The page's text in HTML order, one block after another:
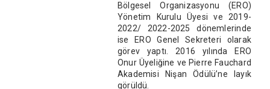
Bölgesel Organizasyonu (ERO)
Yönetim Kurulu Üyesi ve 2019-
2022/ 2022-2025 dönemlerinde
ise ERO Genel Sekreteri olarak
görev yaptı. 2016 yılında ERO
Onur Üyeliğine ve Pierre Fauchard
Akademisi Nişan Ödülü’ne layık
görüldü.